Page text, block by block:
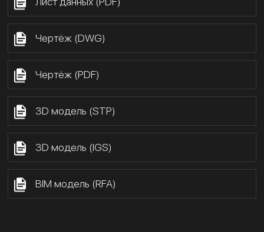
Чертёж (DWG)
Чертёж (PDF)
3D модель (STP)
3D модель (IGS)
BIM модель (RFA)